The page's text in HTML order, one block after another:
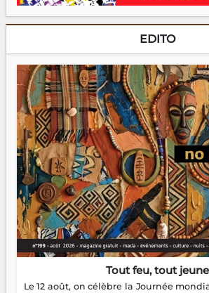
EDITO
Tout feu, tout jeune
Le 12 août, on célèbre la Journée